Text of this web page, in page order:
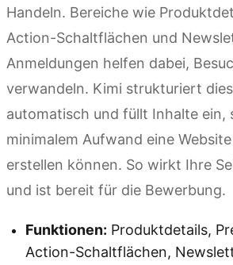
Handeln. Bereiche wie
Action-Schaltflächen und
Anmeldungen helfen dabei,
verwandeln. Kimi strukturiert
automatisch und füllt Inhalte ein,
minimalem Aufwand eine
erstellen können. So wirkt Ihre
und ist bereit für die Bewerbung.
Funktionen: Produktdetails,
Action-Schaltflächen,